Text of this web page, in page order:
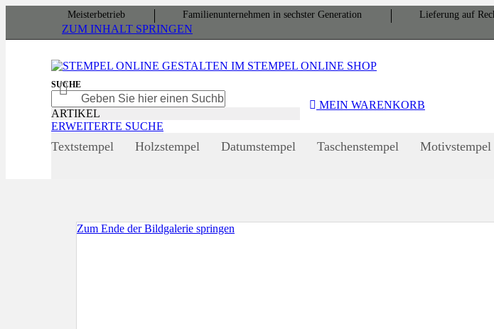
Meister­betrieb Familien­unter­nehmen in sechster Gene­ration Lieferung auf
ZUM INHALT SPRINGEN
MEIN WARENKORB
SUCHE
SUCHE
ARTIKEL
ERWEITERTE SUCHE
SUCHE
Textstempel Holzstempel Datumstempel Taschenstempel Motivstempel
Zum Ende der Bildgalerie springen